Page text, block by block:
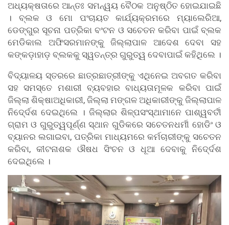
ଅଧ୍ୟକ୍ଷତାରେ ଆନ୍ତଃ ସମନ୍ୱୟ ବୈଠକ ଅନୁଷ୍ଠିତ ହୋଇଯାଇଛି
। ବ୍ଲକ ଓ ମୋ ପଂଚାୟତ କାର୍ଯ୍ୟକ୍ରମରେ ମ୍ୟାଲେରିଆ,
ଡେଙ୍ଗୁର ସୂଚନା ପତ୍ରିକା ବଂଟନ ଓ ସଚେତନ କରିବା ପାଇଁ ବ୍ଲକ
ମେଡିକାଲ ଅଫିସରମାନଙ୍କୁ ଜିଲ୍ଲାପାଳ ଆଦେଶ ଦେବା ସହ
କଙ୍କଡ଼ାହାଡ଼ ବ୍ଲକକୁ ସ୍ୱତନ୍ତ୍ର ଗୁରୁତ୍ୱ ଦେବାପାଇଁ କହିଥିଲେ ।
ବିଦ୍ୟାଳୟ ସ୍ତରରେ ଛାତ୍ରଛାତ୍ରୀଙ୍କୁ ଏଥିନେଇ ଅବଗତ କରିବା
ସହ ସମସ୍ତେ ମଶାରୀ ବ୍ୟବହାର ବାଧ୍ୟତାମୂଳକ କରିବା ପାଇଁ
ଜିଲ୍ଲା ଶିକ୍ଷାଅଧିକାରୀ, ଜିଲ୍ଲା ମଙ୍ଗଳ ଅଧିକାରୀଙ୍କୁ ଜିଲ୍ଲାପାଳ
ନିଦେ୍ର୍ଦଶ ଦେଇଥିଲେ । ଜିଲ୍ଲାର ଶିଳ୍ପସଂସ୍ଥାମାନେ ପାଶ୍ୱବର୍ତୀ
ଗ୍ରାମ ଓ ଗୁରୁତ୍ୱପୂର୍ଣ୍ଣ ସ୍ଥାନ ଗୁଡିକରେ ସଚେତନଧର୍ମୀ ହୋଡିଂ ଓ
ବ୍ୟାନର ଲଗାଇବା, ପତ୍ରିକା ମାଧ୍ୟମରେ କର୍ମଚାରୀଙ୍କୁ ସଚେତନ
କରିବା, କୀଟନାଶକ ଔଷଧ ସିଂଚନ ଓ ଧୂଆ ଦେବାକୁ ନିଦେ୍ର୍ଦଶ
ଦେଇଥିଲେ ।